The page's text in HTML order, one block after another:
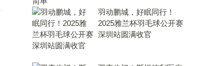
羽动鹏城，好眠同行！
2025雅兰杯羽毛球公开赛
深圳站圆满收官